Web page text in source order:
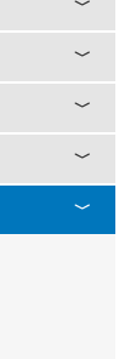
﹀
﹀
﹀
﹀
﹀